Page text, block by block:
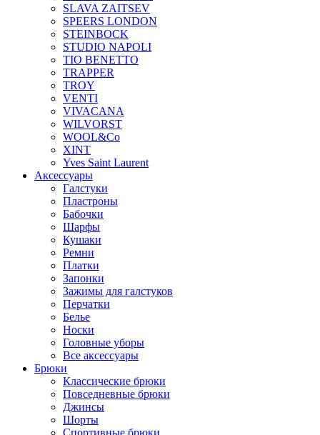
SLAVA ZAITSEV
SPEERS LONDON
STEINBOCK
STUDIO NAPOLI
TIO BENETTO
TRAPPER
TROY
VENTI
VIVACANA
WILVORST
WOOL&Co
XINT
Yves Saint Laurent
Аксессуары
Галстуки
Пластроны
Бабочки
Шарфы
Кушаки
Ремни
Платки
Запонки
Зажимы для галстуков
Перчатки
Белье
Носки
Головные уборы
Все аксессуары
Брюки
Классические брюки
Повседневные брюки
Джинсы
Шорты
Спортивные брюки